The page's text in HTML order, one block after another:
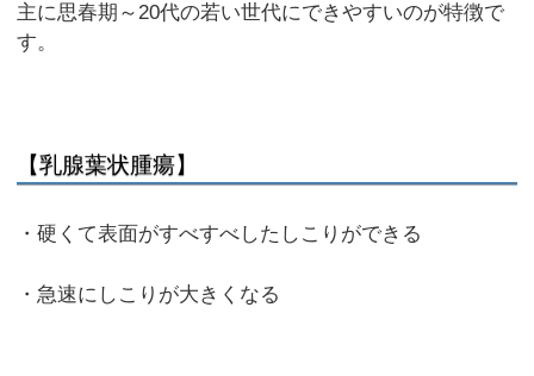
主に思春期～20代の若い世代にできやすいのが特徴で
す。
【乳腺葉状腫瘍】
・硬くて表面がすべすべしたしこりができる
・急速にしこりが大きくなる